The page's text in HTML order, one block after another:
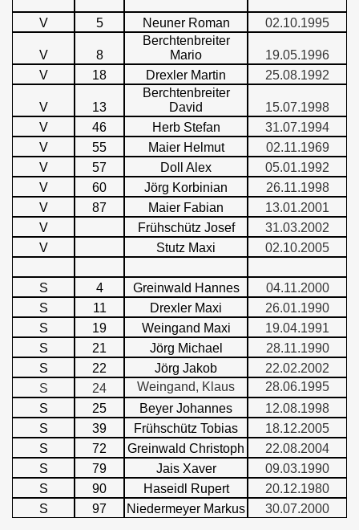
V 5 Neuner Roman 02.10.1995
V 8
Berchtenbreiter
Mario
19.05.1996
V
18 Drexler Martin 25.08.1992
V 13
Berchtenbreiter
David
15.07.1998
V
46 Herb Stefan
31.07.1994
V
55 Maier Helmut
02.11.1969
V
57 Doll Alex
05.01.1992
V
60 Jörg Korbinian
26.11.1998
V
87 Maier Fabian
13.01.2001
V
Frühschütz Josef
31.03.2002
V
Stutz Maxi 02.10.2005
S 4 Greinwald Hannes
04.11.2000
S
11 Drexler Maxi
26.01.1990
S
19 Weingand Maxi
19.04.1991
S
21 Jörg Michael
28.11.1990
S
22 Jörg Jakob
22.02.2002
S
24 Weingand, Klaus
28.06.1995
S
25 Beyer Johannes
12.08.1998
S
39 Frühschütz Tobias
18.12.2005
S
72 Greinwald Christoph
22.08.2004
S
79 Jais Xaver
09.03.1990
S
90 Haseidl Rupert
20.12.1980
S
97 Niedermeyer Markus 30.07.2000